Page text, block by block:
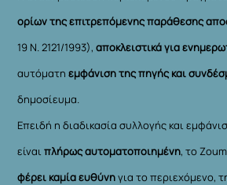
ορίων της επιτρεπόμενης παράθεσης
19 Ν. 2121/1993), αποκλειστικά για
αυτόματηεμφάνιση της πηγής και
δημοσίευμα.
Επειδή η διαδικασία συλλογής και
είναιπλήρως αυτοματοποιημένη, το
φέρει καμία ευθύνηγια το περιεχόμενο,